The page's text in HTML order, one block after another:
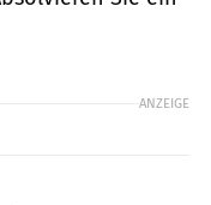
ANZEIGE